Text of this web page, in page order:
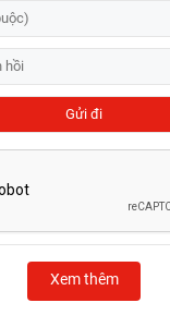
Xem thêm